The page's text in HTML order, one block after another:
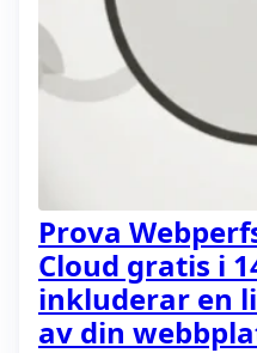
Prova
Cloud gratis i
inkluderar en
av din